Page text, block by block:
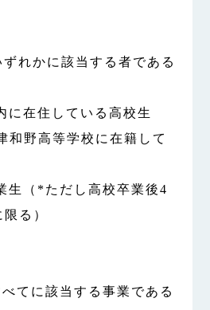
れかに該当する者である
に在住している高校生
和野高等学校に在籍して
生（*ただし高校卒業後4
る）
てに該当する事業である